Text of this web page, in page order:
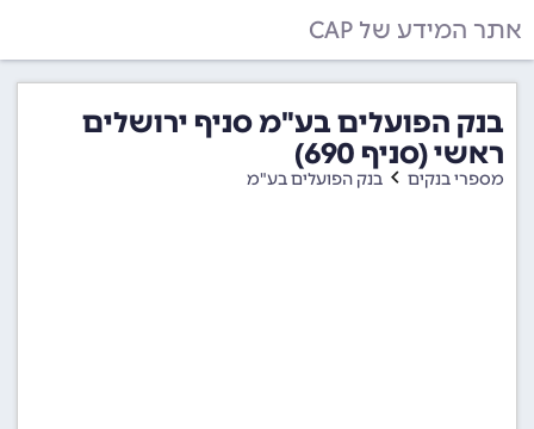
אתר המידע של CAP
בנק הפועלים בע"מ סניף ירושלים
ראשי (סניף 690)
מספרי בנקים בנק הפועלים בע"מ